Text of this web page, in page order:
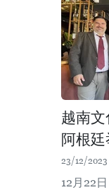
越南
阿根
23/12/2023
12月22